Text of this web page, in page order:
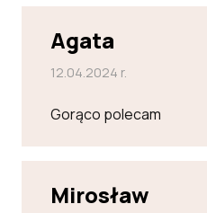
Agata
12.04.2024 r.
Gorąco polecam
Mirosław